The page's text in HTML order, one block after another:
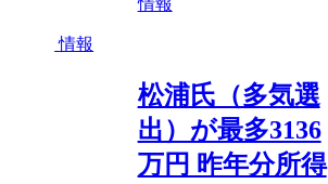
情報
情報
松浦氏（多気選
出）が最多3136
万円 昨年分所得